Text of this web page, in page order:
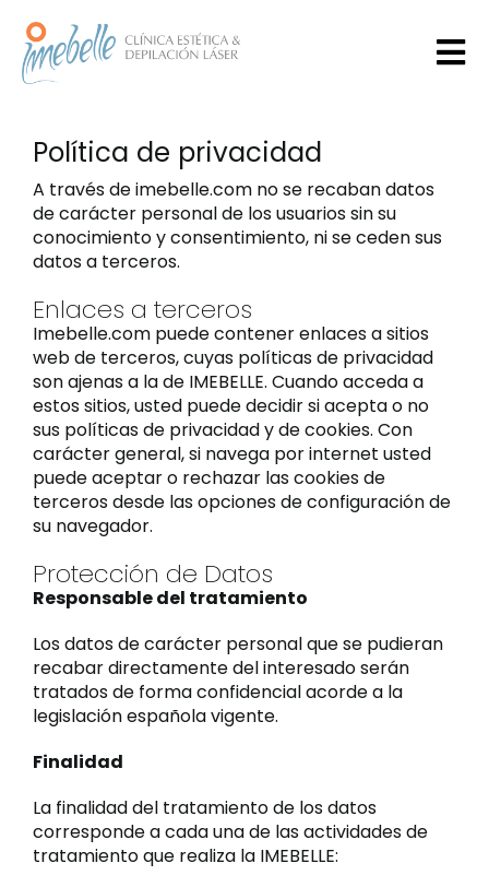
content
Armonizacion Facial
Limpieza y cuidado de cutis
Estética genital masculina y
femenina
Tratamientos corporales
Sedes
Nosotros
Política de privacidad
A través de imebelle.com no se recaban datos
de carácter personal de los usuarios sin su
conocimiento y consentimiento, ni se ceden sus
datos a terceros.
Enlaces a terceros
Imebelle.com puede contener enlaces a sitios
web de terceros, cuyas políticas de privacidad
son ajenas a la de IMEBELLE. Cuando acceda a
estos sitios, usted puede decidir si acepta o no
sus políticas de privacidad y de cookies. Con
carácter general, si navega por internet usted
puede aceptar o rechazar las cookies de
terceros desde las opciones de configuración de
su navegador.
Protección de Datos
Responsable del tratamiento
Los datos de carácter personal que se pudieran
recabar directamente del interesado serán
tratados de forma confidencial acorde a la
legislación española vigente.
Finalidad
La finalidad del tratamiento de los datos
corresponde a cada una de las actividades de
tratamiento que realiza la IMEBELLE: